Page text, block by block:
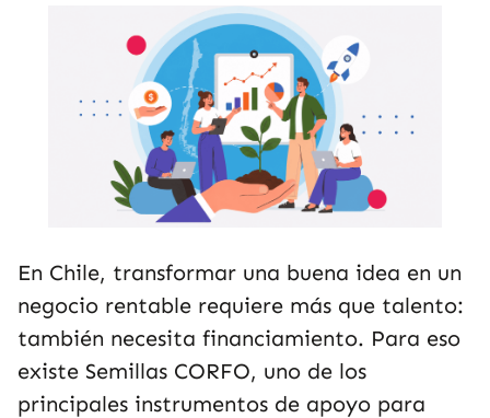
En Chile, transformar una buena idea en un
negocio rentable requiere más que talento:
también necesita financiamiento. Para eso
existe Semillas CORFO, uno de los
principales instrumentos de apoyo para